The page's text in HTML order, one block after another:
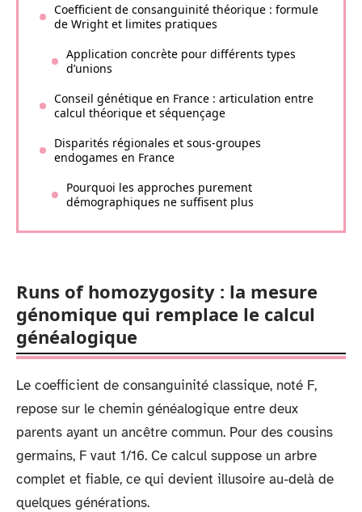
Coefficient de consanguinité théorique : formule
de Wright et limites pratiques
Application concrète pour différents types
d’unions
Conseil génétique en France : articulation entre
calcul théorique et séquençage
Disparités régionales et sous-groupes
endogames en France
Pourquoi les approches purement
démographiques ne suffisent plus
Runs of homozygosity : la mesure
génomique qui remplace le calcul
généalogique
Le coefficient de consanguinité classique, noté F,
repose sur le chemin généalogique entre deux
parents ayant un ancêtre commun. Pour des cousins
germains, F vaut 1/16. Ce calcul suppose un arbre
complet et fiable, ce qui devient illusoire au-delà de
quelques générations.